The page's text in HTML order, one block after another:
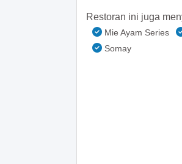
Restoran ini juga
Mie Ayam Series
Somay